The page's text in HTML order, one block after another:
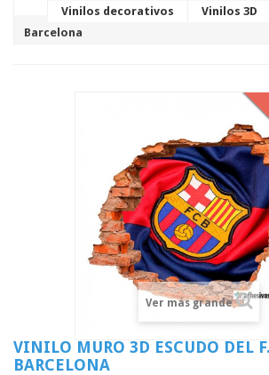
Vinilos decorativos Vinilos 3D
Barcelona
Ver más grande
VINILO MURO 3D ESCUDO DEL
BARCELONA